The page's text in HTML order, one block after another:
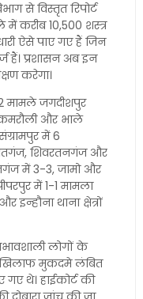
से विस्तृत रिपोर्ट
करीब 10,500 शस्त्र
ऐसे पाए गए हैं जिन
हैं। प्रशासन अब इन
करेगा।
मामले जगदीशपुर
और भाले
में 6
शिवरतनगंज और
में 3-3, जामो और
में 1-1 मामला
इन्हौना थाना क्षेत्रों
लोगों के
खिलाफ मुकदमे लंबित
थे। हाईकोर्ट की